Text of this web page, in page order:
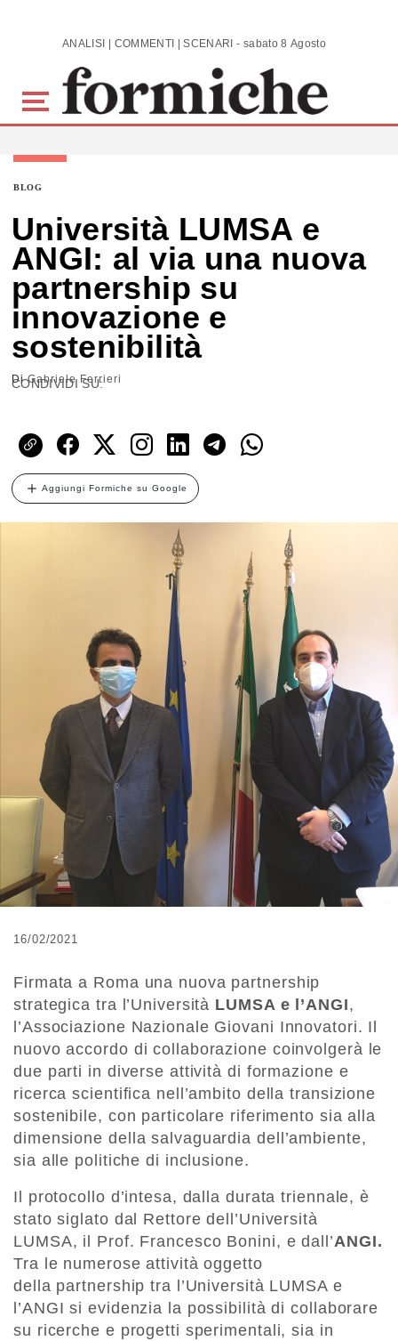
Skip to main content ANALISI | COMMENTI | SCENARI - sabato 8 Agosto 2026
BLOG
Università LUMSA e
ANGI: al via una nuova
partnership su
innovazione e
sostenibilità
DiGabriele Ferrieri
CONDIVIDI SU:
Aggiungi Formiche su Google
16/02/2021
Firmata a Roma una nuova partnership
strategica tra l’Università LUMSA e l’ANGI,
l’Associazione Nazionale Giovani Innovatori. Il
nuovo accordo di collaborazione coinvolgerà le
due parti in diverse attività di formazione e
ricerca scientifica nell’ambito della transizione
sostenibile, con particolare riferimento sia alla
dimensione della salvaguardia dell’ambiente,
sia alle politiche di inclusione.
Il protocollo d’intesa, dalla durata triennale, è
stato siglato dal Rettore dell’Università
LUMSA, il Prof. Francesco Bonini, e dall’ANGI.
Tra le numerose attività oggetto
della partnership tra l’Università LUMSA e
l’ANGI si evidenzia la possibilità di collaborare
su ricerche e progetti sperimentali, sia in